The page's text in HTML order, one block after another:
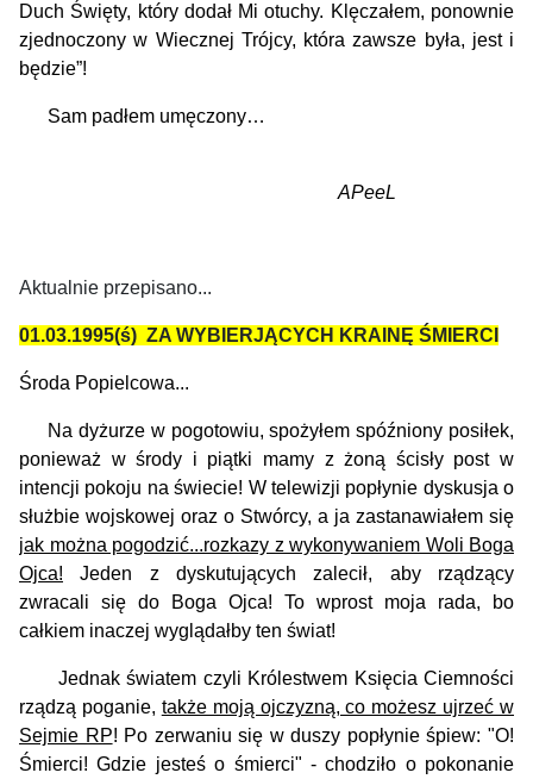
Duch Święty, który dodał Mi otuchy. Klęczałem, ponownie
zjednoczony w Wiecznej Trójcy, która zawsze była, jest i
będzie”!
Sam padłem umęczony…
APeeL
Aktualnie przepisano...
01.03.1995(ś) ZA WYBIERJĄCYCH KRAINĘ ŚMIERCI
Środa Popielcowa...
Na dyżurze w pogotowiu, spożyłem spóźniony posiłek,
ponieważ w środy i piątki mamy z żoną ścisły post w
intencji pokoju na świecie! W telewizji popłynie dyskusja o
służbie wojskowej oraz o Stwórcy, a ja zastanawiałem się
jak można pogodzić...rozkazy z wykonywaniem Woli Boga
Ojca! Jeden z dyskutujących zalecił, aby rządzący
zwracali się do Boga Ojca! To wprost moja rada, bo
całkiem inaczej wyglądałby ten świat!
Jednak światem czyli Królestwem Księcia Ciemności
rządzą poganie, także moją ojczyzną, co możesz ujrzeć w
Sejmie RP! Po zerwaniu się w duszy popłynie śpiew: "O!
Śmierci! Gdzie jesteś o śmierci" - chodziło o pokonanie